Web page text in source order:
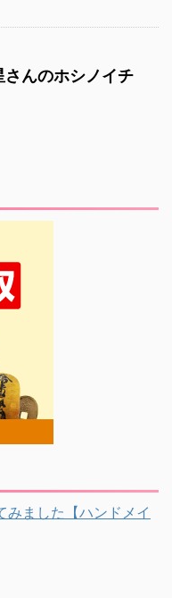
んのホシノイチ
みました【ハンドメイ